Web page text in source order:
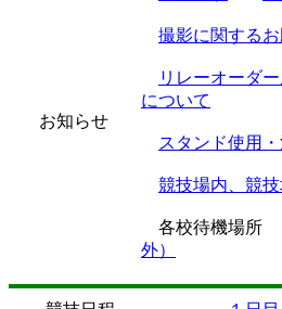
お知らせ
撮影に関する
リレーオーダ
について
スタンド使用
競技場内、競
各校待機場
外）